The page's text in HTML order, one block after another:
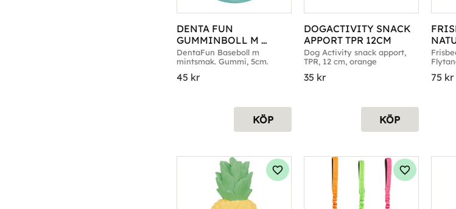
DENTA FUN
GUMMINBOLL M
MINTSMAK 5CM
DentaFun Baseboll m
mintsmak. Gummi, 5cm.
45 kr
KÖP
DOGACTIVITY SNACK
APPORT TPR 12CM
Dog Activity snack apport,
TPR, 12 cm, orange
35 kr
KÖP
75 kr
Lägg till i favoriter Lägg till i